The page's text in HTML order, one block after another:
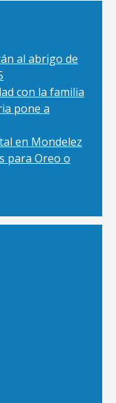
al abrigo de
con la familia
pone a
en Mondelez
para Oreo o